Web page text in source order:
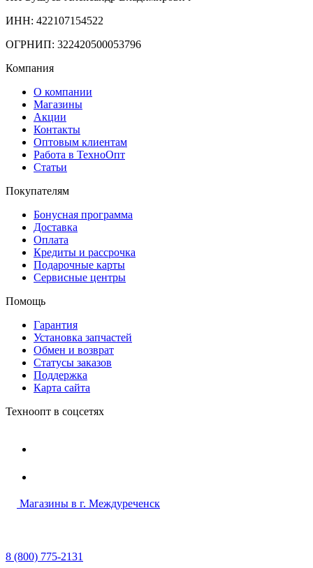
ИНН: 422107154522
ОГРНИП: 322420500053796
Компания
О компании
Магазины
Акции
Контакты
Оптовым клиентам
Работа в ТехноОпт
Статьи
Покупателям
Бонусная программа
Доставка
Оплата
Кредиты и рассрочка
Подарочные карты
Сервисные центры
Помощь
Гарантия
Установка запчастей
Обмен и возврат
Статусы заказов
Поддержка
Карта сайта
Техноопт в соцсетях
Магазины в г. Междуреченск
8 (800) 775-2131